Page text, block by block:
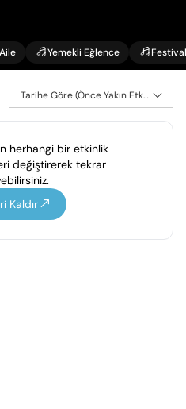
Yemekli Eğlence Festival
Tarihe Göre (Önce Yakın Etkinlikler)
herhangi bir etkinlik
değiştirerek tekrar
Kaldır